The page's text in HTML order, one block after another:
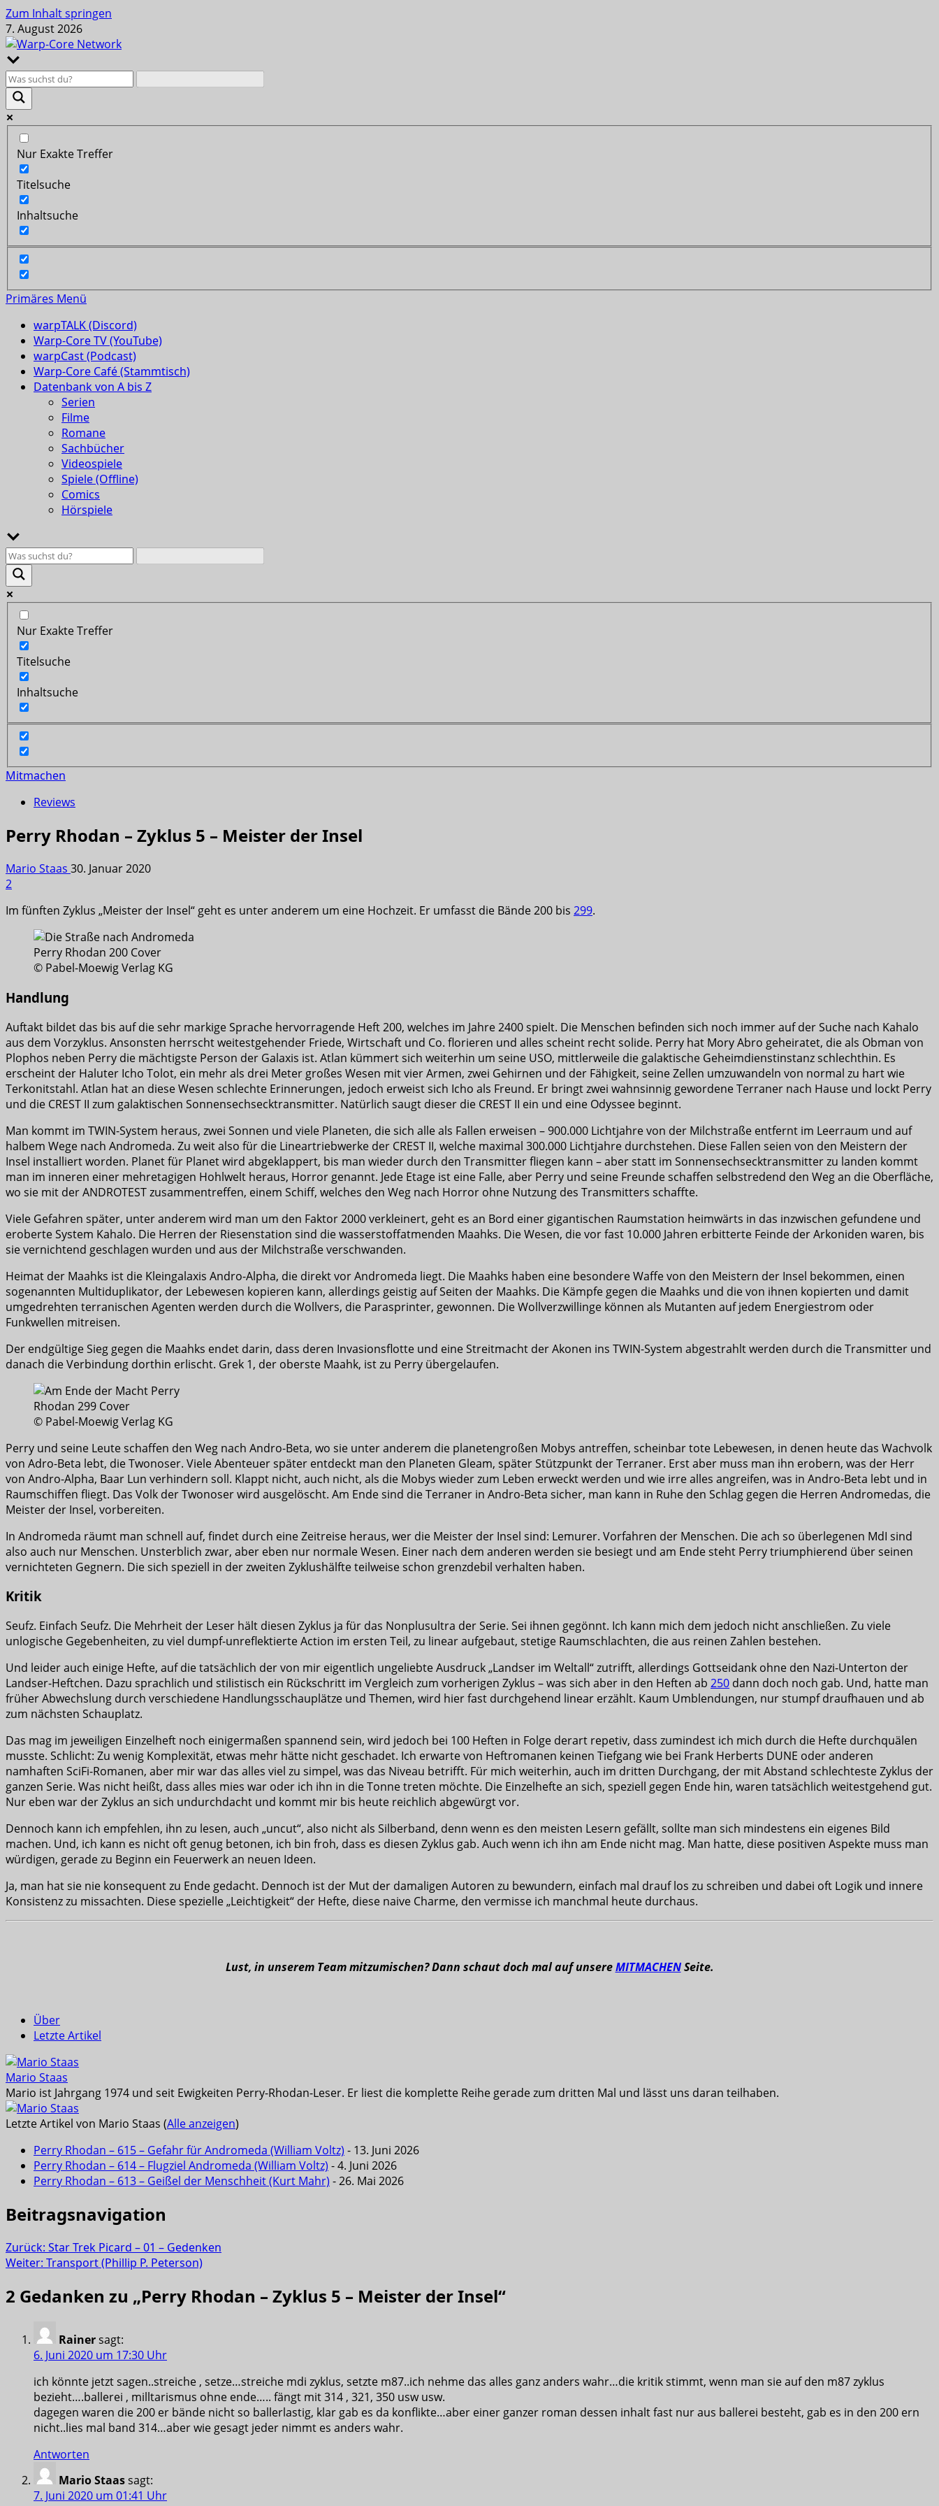
Zum Inhalt springen
7. August 2026
Nur Exakte Treffer
Titelsuche
Inhaltsuche
Primäres Menü
warpTALK (Discord)
Warp-Core TV (YouTube)
warpCast (Podcast)
Warp-Core Café (Stammtisch)
Datenbank von A bis Z
Serien
Filme
Romane
Sachbücher
Videospiele
Spiele (Offline)
Comics
Hörspiele
Nur Exakte Treffer
Titelsuche
Inhaltsuche
Mitmachen
Reviews
Perry Rhodan – Zyklus 5 – Meister der Insel
Mario Staas 30. Januar 2020
2
Im fünften Zyklus „Meister der Insel“ geht es unter anderem um eine Hochzeit. Er umfasst die Bände 200 bis 299.
© Pabel-Moewig Verlag KG
Handlung
Auftakt bildet das bis auf die sehr markige Sprache hervorragende Heft 200, welches im Jahre 2400 spielt. Die Menschen befinden sich noch immer auf der Suche nach Kahalo
aus dem Vorzyklus. Ansonsten herrscht weitestgehender Friede, Wirtschaft und Co. florieren und alles scheint recht solide. Perry hat Mory Abro geheiratet, die als Obman von
Plophos neben Perry die mächtigste Person der Galaxis ist. Atlan kümmert sich weiterhin um seine USO, mittlerweile die galaktische Geheimdienstinstanz schlechthin. Es
erscheint der Haluter Icho Tolot, ein mehr als drei Meter großes Wesen mit vier Armen, zwei Gehirnen und der Fähigkeit, seine Zellen umzuwandeln von normal zu hart wie
Terkonitstahl. Atlan hat an diese Wesen schlechte Erinnerungen, jedoch erweist sich Icho als Freund. Er bringt zwei wahnsinnig gewordene Terraner nach Hause und lockt Perry
und die CREST II zum galaktischen Sonnensechsecktransmitter. Natürlich saugt dieser die CREST II ein und eine Odyssee beginnt.
Man kommt im TWIN-System heraus, zwei Sonnen und viele Planeten, die sich alle als Fallen erweisen – 900.000 Lichtjahre von der Milchstraße entfernt im Leerraum und auf
halbem Wege nach Andromeda. Zu weit also für die Lineartriebwerke der CREST II, welche maximal 300.000 Lichtjahre durchstehen. Diese Fallen seien von den Meistern der
Insel installiert worden. Planet für Planet wird abgeklappert, bis man wieder durch den Transmitter fliegen kann – aber statt im Sonnensechsecktransmitter zu landen kommt
man im inneren einer mehretagigen Hohlwelt heraus, Horror genannt. Jede Etage ist eine Falle, aber Perry und seine Freunde schaffen selbstredend den Weg an die Oberfläche,
wo sie mit der ANDROTEST zusammentreffen, einem Schiff, welches den Weg nach Horror ohne Nutzung des Transmitters schaffte.
Viele Gefahren später, unter anderem wird man um den Faktor 2000 verkleinert, geht es an Bord einer gigantischen Raumstation heimwärts in das inzwischen gefundene und
eroberte System Kahalo. Die Herren der Riesenstation sind die wasserstoffatmenden Maahks. Die Wesen, die vor fast 10.000 Jahren erbitterte Feinde der Arkoniden waren, bis
sie vernichtend geschlagen wurden und aus der Milchstraße verschwanden.
Heimat der Maahks ist die Kleingalaxis Andro-Alpha, die direkt vor Andromeda liegt. Die Maahks haben eine besondere Waffe von den Meistern der Insel bekommen, einen
sogenannten Multiduplikator, der Lebewesen kopieren kann, allerdings geistig auf Seiten der Maahks. Die Kämpfe gegen die Maahks und die von ihnen kopierten und damit
umgedrehten terranischen Agenten werden durch die Wollvers, die Parasprinter, gewonnen. Die Wollverzwillinge können als Mutanten auf jedem Energiestrom oder
Funkwellen mitreisen.
Der endgültige Sieg gegen die Maahks endet darin, dass deren Invasionsflotte und eine Streitmacht der Akonen ins TWIN-System abgestrahlt werden durch die Transmitter und
danach die Verbindung dorthin erlischt. Grek 1, der oberste Maahk, ist zu Perry übergelaufen.
© Pabel-Moewig Verlag KG
Perry und seine Leute schaffen den Weg nach Andro-Beta, wo sie unter anderem die planetengroßen Mobys antreffen, scheinbar tote Lebewesen, in denen heute das Wachvolk
von Adro-Beta lebt, die Twonoser. Viele Abenteuer später entdeckt man den Planeten Gleam, später Stützpunkt der Terraner. Erst aber muss man ihn erobern, was der Herr
von Andro-Alpha, Baar Lun verhindern soll. Klappt nicht, auch nicht, als die Mobys wieder zum Leben erweckt werden und wie irre alles angreifen, was in Andro-Beta lebt und in
Raumschiffen fliegt. Das Volk der Twonoser wird ausgelöscht. Am Ende sind die Terraner in Andro-Beta sicher, man kann in Ruhe den Schlag gegen die Herren Andromedas, die
Meister der Insel, vorbereiten.
In Andromeda räumt man schnell auf, findet durch eine Zeitreise heraus, wer die Meister der Insel sind: Lemurer. Vorfahren der Menschen. Die ach so überlegenen MdI sind
also auch nur Menschen. Unsterblich zwar, aber eben nur normale Wesen. Einer nach dem anderen werden sie besiegt und am Ende steht Perry triumphierend über seinen
vernichteten Gegnern. Die sich speziell in der zweiten Zyklushälfte teilweise schon grenzdebil verhalten haben.
Kritik
Seufz. Einfach Seufz. Die Mehrheit der Leser hält diesen Zyklus ja für das Nonplusultra der Serie. Sei ihnen gegönnt. Ich kann mich dem jedoch nicht anschließen. Zu viele
unlogische Gegebenheiten, zu viel dumpf-unreflektierte Action im ersten Teil, zu linear aufgebaut, stetige Raumschlachten, die aus reinen Zahlen bestehen.
Und leider auch einige Hefte, auf die tatsächlich der von mir eigentlich ungeliebte Ausdruck „Landser im Weltall“ zutrifft, allerdings Gottseidank ohne den Nazi-Unterton der
Landser-Heftchen. Dazu sprachlich und stilistisch ein Rückschritt im Vergleich zum vorherigen Zyklus – was sich aber in den Heften ab 250 dann doch noch gab. Und, hatte man
früher Abwechslung durch verschiedene Handlungsschauplätze und Themen, wird hier fast durchgehend linear erzählt. Kaum Umblendungen, nur stumpf draufhauen und ab
zum nächsten Schauplatz.
Das mag im jeweiligen Einzelheft noch einigermaßen spannend sein, wird jedoch bei 100 Heften in Folge derart repetiv, dass zumindest ich mich durch die Hefte durchquälen
musste. Schlicht: Zu wenig Komplexität, etwas mehr hätte nicht geschadet. Ich erwarte von Heftromanen keinen Tiefgang wie bei Frank Herberts DUNE oder anderen
namhaften SciFi-Romanen, aber mir war das alles viel zu simpel, was das Niveau betrifft. Für mich weiterhin, auch im dritten Durchgang, der mit Abstand schlechteste Zyklus der
ganzen Serie. Was nicht heißt, dass alles mies war oder ich ihn in die Tonne treten möchte. Die Einzelhefte an sich, speziell gegen Ende hin, waren tatsächlich weitestgehend gut.
Nur eben war der Zyklus an sich undurchdacht und kommt mir bis heute reichlich abgewürgt vor.
Dennoch kann ich empfehlen, ihn zu lesen, auch „uncut“, also nicht als Silberband, denn wenn es den meisten Lesern gefällt, sollte man sich mindestens ein eigenes Bild
machen. Und, ich kann es nicht oft genug betonen, ich bin froh, dass es diesen Zyklus gab. Auch wenn ich ihn am Ende nicht mag. Man hatte, diese positiven Aspekte muss man
würdigen, gerade zu Beginn ein Feuerwerk an neuen Ideen.
Ja, man hat sie nie konsequent zu Ende gedacht. Dennoch ist der Mut der damaligen Autoren zu bewundern, einfach mal drauf los zu schreiben und dabei oft Logik und innere
Konsistenz zu missachten. Diese spezielle „Leichtigkeit“ der Hefte, diese naive Charme, den vermisse ich manchmal heute durchaus.
Lust, in unserem Team mitzumischen? Dann schaut doch mal auf unsereMITMACHENSeite.
Über
Letzte Artikel
Mario Staas
Mario ist Jahrgang 1974 und seit Ewigkeiten Perry-Rhodan-Leser. Er liest die komplette Reihe gerade zum dritten Mal und lässt uns daran teilhaben.
Letzte Artikel von Mario Staas (Alle anzeigen)
Perry Rhodan – 615 – Gefahr für Andromeda (William Voltz) - 13. Juni 2026
Perry Rhodan – 614 – Flugziel Andromeda (William Voltz) - 4. Juni 2026
Perry Rhodan – 613 – Geißel der Menschheit (Kurt Mahr) - 26. Mai 2026
Beitragsnavigation
Zurück: Star Trek Picard – 01 – Gedenken
Weiter: Transport (Phillip P. Peterson)
2 Gedanken zu „Perry Rhodan – Zyklus 5 – Meister der Insel“
Rainersagt:
6. Juni 2020 um 17:30 Uhr
ich könnte jetzt sagen..streiche , setze…streiche mdi zyklus, setzte m87..ich nehme das alles ganz anders wahr…die kritik stimmt, wenn man sie auf den m87 zyklus
bezieht….ballerei , milltarismus ohne ende….. fängt mit 314 , 321, 350 usw usw.
dagegen waren die 200 er bände nicht so ballerlastig, klar gab es da konflikte…aber einer ganzer roman dessen inhalt fast nur aus ballerei besteht, gab es in den 200 ern
nicht..lies mal band 314…aber wie gesagt jeder nimmt es anders wahr.
Antworten
Mario Staassagt:
7. Juni 2020 um 01:41 Uhr